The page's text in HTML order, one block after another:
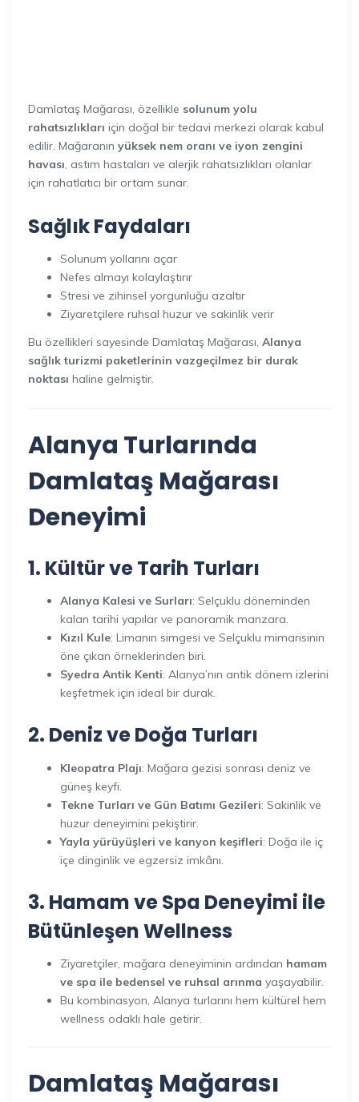
Damlataş Mağarası, özellikle solunum yolu
rahatsızlıkları için doğal bir tedavi merkezi olarak kabul
edilir. Mağaranın yüksek nem oranı ve iyon zengini
havası, astım hastaları ve alerjik rahatsızlıkları olanlar
için rahatlatıcı bir ortam sunar.
Sağlık Faydaları
Solunum yollarını açar
Nefes almayı kolaylaştırır
Stresi ve zihinsel yorgunluğu azaltır
Ziyaretçilere ruhsal huzur ve sakinlik verir
Bu özellikleri sayesinde Damlataş Mağarası, Alanya
sağlık turizmi paketlerinin vazgeçilmez bir durak
noktası haline gelmiştir.
Alanya Turlarında
Damlataş Mağarası
Deneyimi
1. Kültür ve Tarih Turları
Alanya Kalesi ve Surları: Selçuklu döneminden
kalan tarihi yapılar ve panoramik manzara.
Kızıl Kule: Limanın simgesi ve Selçuklu mimarisinin
öne çıkan örneklerinden biri.
Syedra Antik Kenti: Alanya’nın antik dönem izlerini
keşfetmek için ideal bir durak.
2. Deniz ve Doğa Turları
Kleopatra Plajı: Mağara gezisi sonrası deniz ve
güneş keyfi.
Tekne Turları ve Gün Batımı Gezileri: Sakinlik ve
huzur deneyimini pekiştirir.
Yayla yürüyüşleri ve kanyon keşifleri: Doğa ile iç
içe dinginlik ve egzersiz imkânı.
3. Hamam ve Spa Deneyimi ile
Bütünleşen Wellness
Ziyaretçiler, mağara deneyiminin ardından hamam
ve spa ile bedensel ve ruhsal arınma yaşayabilir.
Bu kombinasyon, Alanya turlarını hem kültürel hem
wellness odaklı hale getirir.
Damlataş Mağarası